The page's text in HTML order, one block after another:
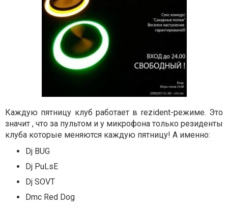
Каждую пятницу клуб работает в rezident-режиме. Это
значит , что за пультом и у микрофона только резиденты
клуба которые меняются каждую пятницу! А именно:
Dj BUG
Dj PuLsE
Dj SOVT
Dmc Red Dog